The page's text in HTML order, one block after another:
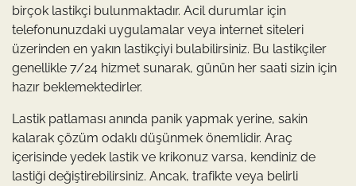
birçok lastikçi bulunmaktadır. Acil durumlar için
telefonunuzdaki uygulamalar veya internet siteleri
üzerinden en yakın lastikçiyi bulabilirsiniz. Bu lastikçiler
genellikle 7/24 hizmet sunarak, günün her saati sizin için
hazır beklemektedirler.
Lastik patlaması anında panik yapmak yerine, sakin
kalarak çözüm odaklı düşünmek önemlidir. Araç
içerisinde yedek lastik ve krikonuz varsa, kendiniz de
lastiği değiştirebilirsiniz. Ancak, trafikte veya belirli